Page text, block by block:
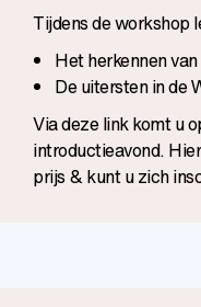
Tijdens de workshop
Het herkennen
De uitersten in de
Via deze link komt u
introductieavond.
prijs & kunt u zich